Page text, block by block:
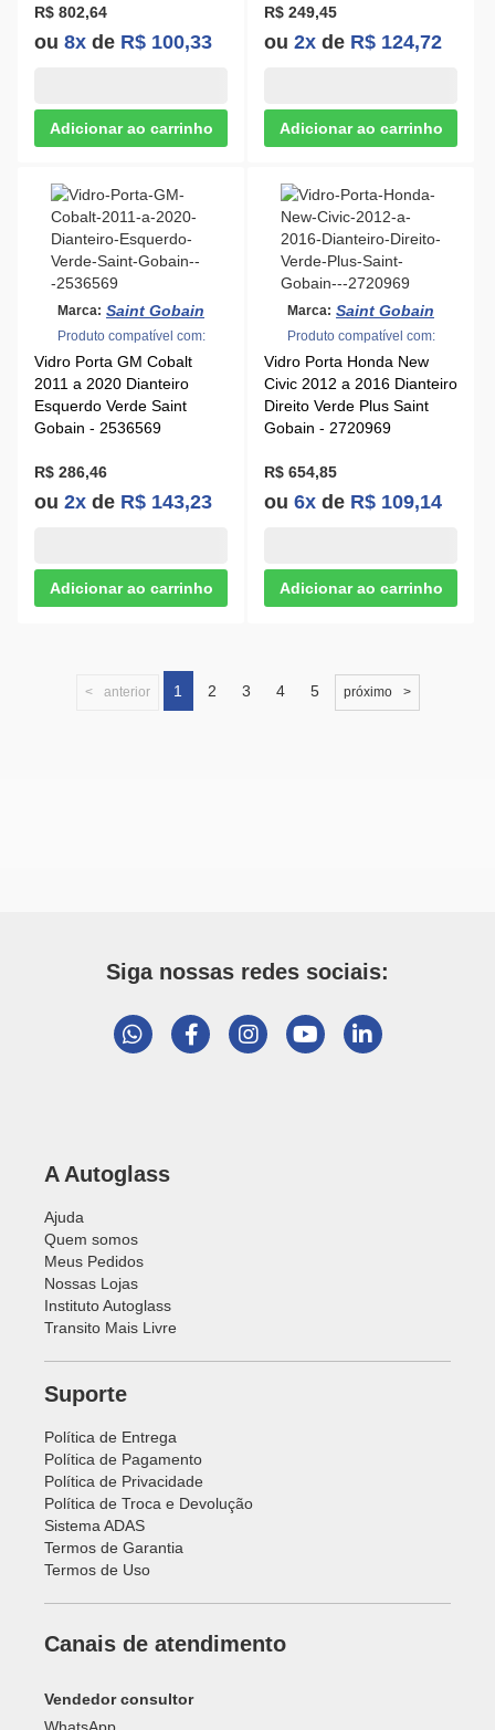
R$ 802,64
ou 8x de R$ 100,33
R$ 249,45
ou 2x de R$ 124,72
Marca: Saint Gobain
Produto compatível com:
Vidro Porta GM Cobalt
2011 a 2020 Dianteiro
Esquerdo Verde Saint
Gobain - 2536569
R$ 286,46
ou 2x de R$ 143,23
Marca: Saint Gobain
Produto compatível com:
Vidro Porta Honda New
Civic 2012 a 2016 Dianteiro
Direito Verde Plus Saint
Gobain - 2720969
R$ 654,85
ou 6x de R$ 109,14
anterior 1 2 3 4 5 próximo
Siga nossas redes sociais:
A Autoglass
Ajuda
Quem somos
Meus Pedidos
Nossas Lojas
Instituto Autoglass
Transito Mais Livre
Suporte
Política de Entrega
Política de Pagamento
Política de Privacidade
Política de Troca e Devolução
Sistema ADAS
Termos de Garantia
Termos de Uso
Canais de atendimento
Vendedor consultor